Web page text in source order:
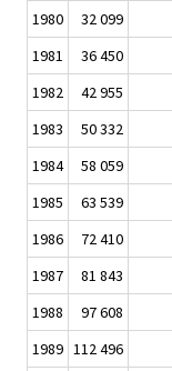
1980
32 099
1981
36 450
1982
42 955
1983
50 332
1984
58 059
1985
63 539
1986
72 410
1987
81 843
1988
97 608
1989 112 496